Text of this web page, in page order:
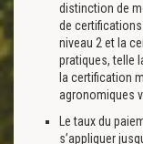
distinction de
de
niveau 2 et la
pratiques, telle
la certification
agronomiques
Le taux du
s’appliquer